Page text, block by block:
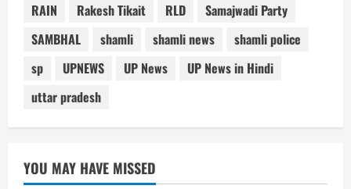
RAIN
Rakesh Tikait RLD
Samajwadi Party
SAMBHAL
shamli shamli news
shamli police
sp
UPNEWS UP News
UP News in Hindi
uttar pradesh
YOU MAY HAVE MISSED